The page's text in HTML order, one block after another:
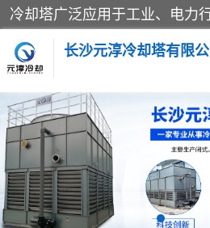
长沙元淳冷却塔有限公
方形开式冷却塔
闭式冷却塔
电控箱